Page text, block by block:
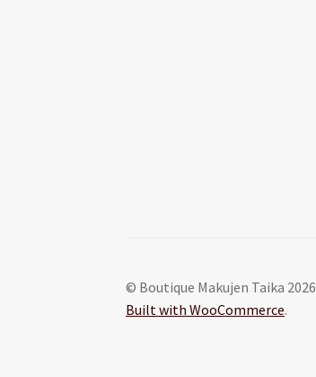
© Boutique Makujen Taika 2026
Built with WooCommerce.